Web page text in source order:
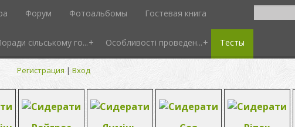
Форум Фотоальбомы Гостевая книга
сільському го... Особливості проведен... Тесты
Регистрация | Вход